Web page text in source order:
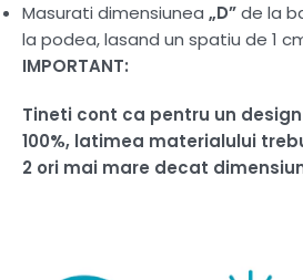
Masurati dimensiunea „D”de la
la podea, lasand un spatiu de 1
IMPORTANT:
Tineti cont ca pentru un
100%, latimea materialului
2 ori mai mare decat